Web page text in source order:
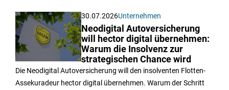
30.07.2026Unternehmen
Neodigital Autoversicherung
will hector digital übernehmen:
Warum die Insolvenz zur
strategischen Chance wird
Die Neodigital Autoversicherung will den insolventen Flotten-
Assekuradeur hector digital übernehmen. Warum der Schritt